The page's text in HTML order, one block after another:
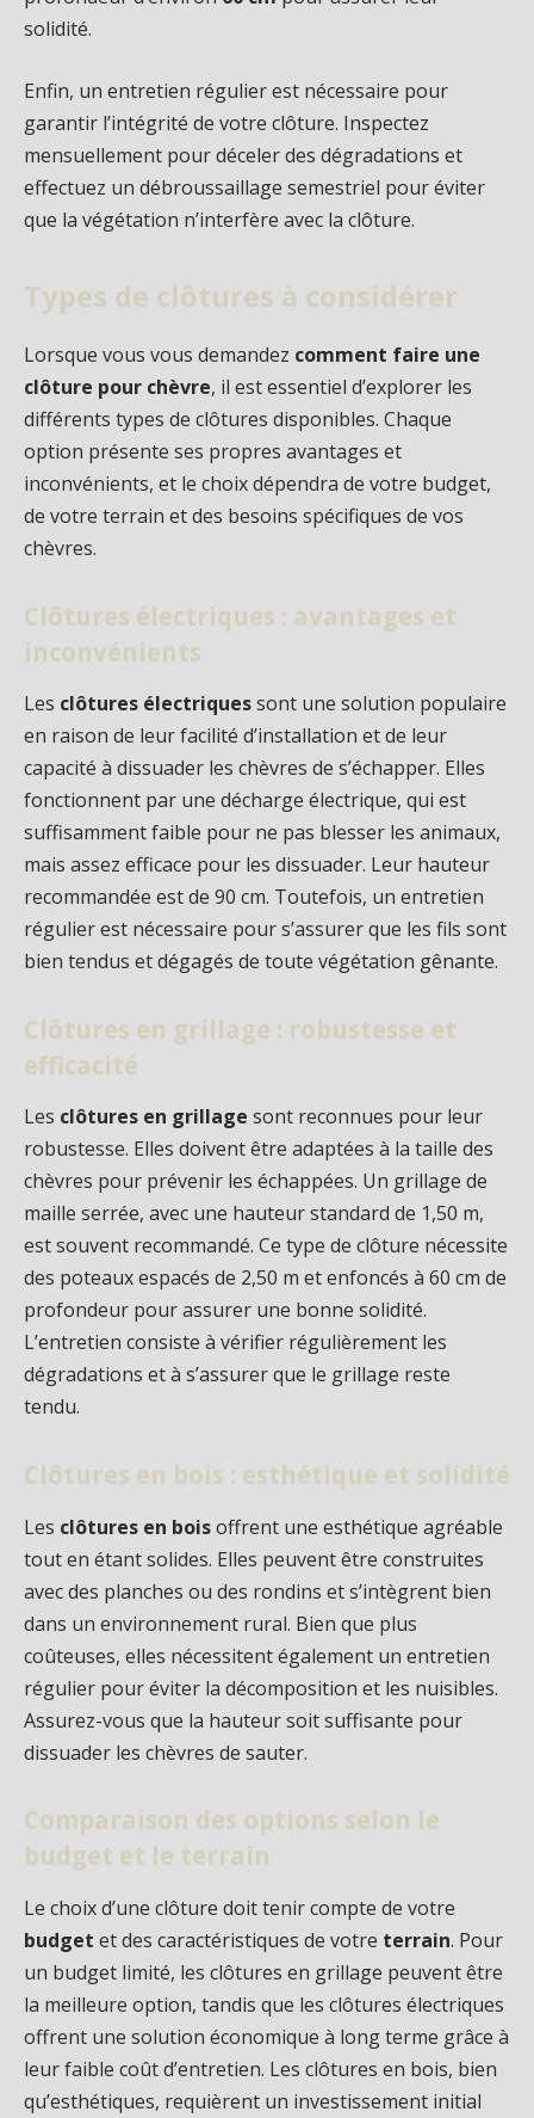
solidité.
Enfin, un entretien régulier est nécessaire pour
garantir l’intégrité de votre clôture. Inspectez
mensuellement pour déceler des dégradations et
effectuez un débroussaillage semestriel pour éviter
que la végétation n’interfère avec la clôture.
Types de clôtures à considérer
Lorsque vous vous demandez comment faire une
clôture pour chèvre, il est essentiel d’explorer les
différents types de clôtures disponibles. Chaque
option présente ses propres avantages et
inconvénients, et le choix dépendra de votre budget,
de votre terrain et des besoins spécifiques de vos
chèvres.
Clôtures électriques : avantages et
inconvénients
Les clôtures électriquessont une solution populaire
en raison de leur facilité d’installation et de leur
capacité à dissuader les chèvres de s’échapper. Elles
fonctionnent par une décharge électrique, qui est
suffisamment faible pour ne pas blesser les animaux,
mais assez efficace pour les dissuader. Leur hauteur
recommandée est de 90 cm. Toutefois, un entretien
régulier est nécessaire pour s’assurer que les fils sont
bien tendus et dégagés de toute végétation gênante.
Clôtures en grillage : robustesse et
efficacité
Les clôtures en grillage sont reconnues pour leur
robustesse. Elles doivent être adaptées à la taille des
chèvres pour prévenir les échappées. Un grillage de
maille serrée, avec une hauteur standard de 1,50 m,
est souvent recommandé. Ce type de clôture nécessite
des poteaux espacés de 2,50 m et enfoncés à 60 cm de
profondeur pour assurer une bonne solidité.
L’entretien consiste à vérifier régulièrement les
dégradations et à s’assurer que le grillage reste
tendu.
Clôtures en bois : esthétique et solidité
Les clôtures en boisoffrent une esthétique agréable
tout en étant solides. Elles peuvent être construites
avec des planches ou des rondins et s’intègrent bien
dans un environnement rural. Bien que plus
coûteuses, elles nécessitent également un entretien
régulier pour éviter la décomposition et les nuisibles.
Assurez-vous que la hauteur soit suffisante pour
dissuader les chèvres de sauter.
Comparaison des options selon le
budget et le terrain
Le choix d’une clôture doit tenir compte de votre
budget et des caractéristiques de votre terrain. Pour
un budget limité, les clôtures en grillage peuvent être
la meilleure option, tandis que les clôtures électriques
offrent une solution économique à long terme grâce à
leur faible coût d’entretien. Les clôtures en bois, bien
qu’esthétiques, requièrent un investissement initial